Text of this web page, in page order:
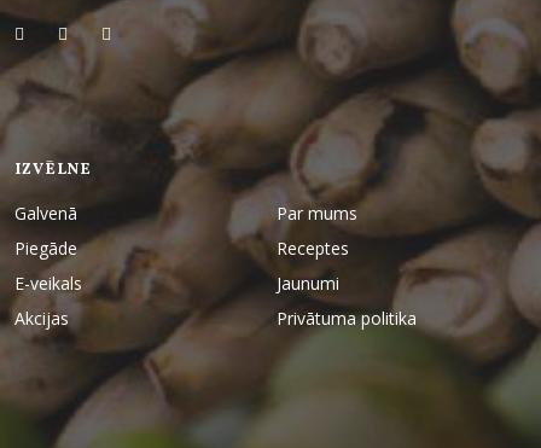
IZVĒLNE
Galvenā
Par mums
Piegāde
Receptes
E-veikals
Jaunumi
Akcijas
Privātuma politika